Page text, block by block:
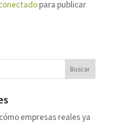
para publicar
empresas reales ya